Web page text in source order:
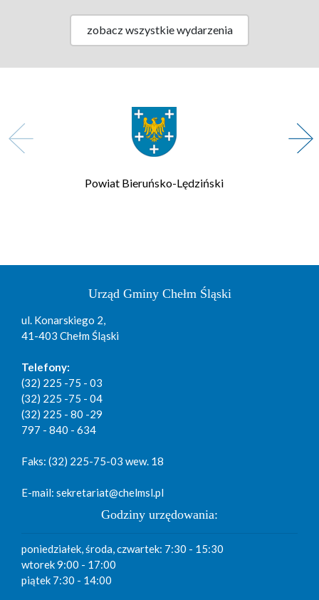
zobacz wszystkie wydarzenia
Zarząd Transportu Metropolitalnego
Urząd Gminy Chełm Śląski
ul. Konarskiego 2,
41-403 Chełm Śląski
Telefony:
(32) 225 -75 - 03
(32) 225 -75 - 04
(32) 225 - 80 -29
797 - 840 - 634
Faks: (32) 225-75-03 wew. 18
E-mail: sekretariat@chelmsl.pl
Godziny urzędowania:
poniedziałek, środa, czwartek: 7:30 - 15:30
wtorek 9:00 - 17:00
piątek 7:30 - 14:00